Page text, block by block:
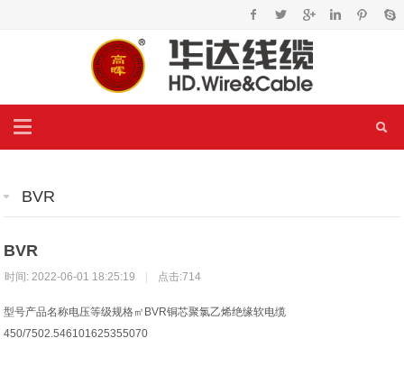
BVR
BVR
间: 2022-06-01 18:25:19 点击:714
型号产品名称电压等级规格㎡BVR铜芯聚氯乙烯绝缘软电缆
450/7502.546101625355070